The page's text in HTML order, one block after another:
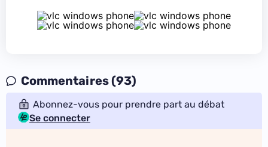
Commentaires (93)
Abonnez-vous pour prendre part au débat
Se connecter